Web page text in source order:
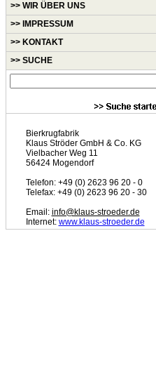
>> WIR ÜBER UNS
>> IMPRESSUM
>> KONTAKT
>> SUCHE
Bierkrugfabrik
Klaus Ströder GmbH & Co. KG
Vielbacher Weg 11
56424 Mogendorf
Telefon: +49 (0) 2623 96 20 - 0
Telefax: +49 (0) 2623 96 20 - 30
Email: info@klaus-stroeder.de
Internet: www.klaus-stroeder.de